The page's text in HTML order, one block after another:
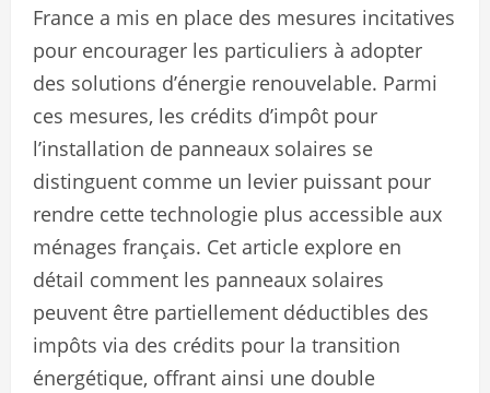
France a mis en place des mesures incitatives
pour encourager les particuliers à adopter
des solutions d’énergie renouvelable. Parmi
ces mesures, les crédits d’impôt pour
l’installation de panneaux solaires se
distinguent comme un levier puissant pour
rendre cette technologie plus accessible aux
ménages français. Cet article explore en
détail comment les panneaux solaires
peuvent être partiellement déductibles des
impôts via des crédits pour la transition
énergétique, offrant ainsi une double